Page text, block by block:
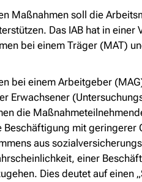
Maßnahmen soll die
Das IAB hat in
bei einem Träger (MAT)
bei einem Arbeitgeber
Erwachsener
die
mit geringerer
aus
einer
Dies deutet auf einen